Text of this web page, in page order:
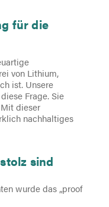
für die
von Lithium,
ist. Unsere
Frage. Sie
dieser
nachhaltiges
sind
wurde das „proof